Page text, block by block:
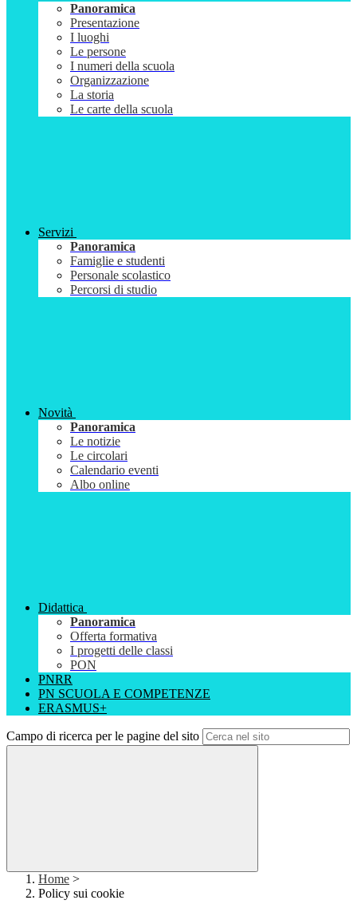
Panoramica
Presentazione
I luoghi
Le persone
I numeri della scuola
Organizzazione
La storia
Le carte della scuola
Servizi
Panoramica
Famiglie e studenti
Personale scolastico
Percorsi di studio
Novità
Panoramica
Le notizie
Le circolari
Calendario eventi
Albo online
Didattica
Panoramica
Offerta formativa
I progetti delle classi
PON
PNRR
PN SCUOLA E COMPETENZE
ERASMUS+
Campo di ricerca per le pagine del sito
Home >
Policy sui cookie